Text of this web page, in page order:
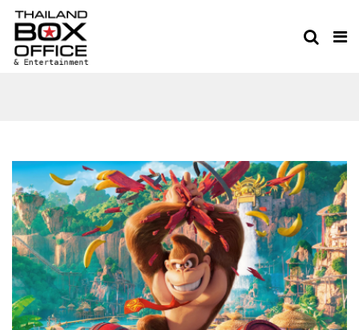
THE SUPER MARIO BROS.
MOVIE